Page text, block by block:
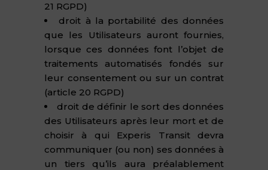
21 RGPD)
droit à la portabilité des données
que les Utilisateurs auront fournies,
lorsque ces données font l’objet de
traitements automatisés fondés sur
leur consentement ou sur un contrat
(article 20 RGPD)
droit de définir le sort des données
des Utilisateurs après leur mort et de
choisir à qui Experis Transit devra
communiquer (ou non) ses données à
un tiers qu’ils aura préalablement